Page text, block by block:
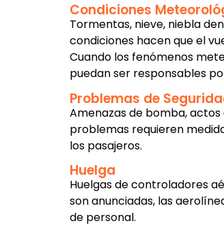
Condiciones
Tormentas, nieve, niebla
condiciones hacen que el
Cuando los fenómenos
puedan ser responsables
Problemas de
Amenazas de bomba,
problemas requieren
los pasajeros.
Huelga
Huelgas de controladores
son anunciadas, las
de personal.